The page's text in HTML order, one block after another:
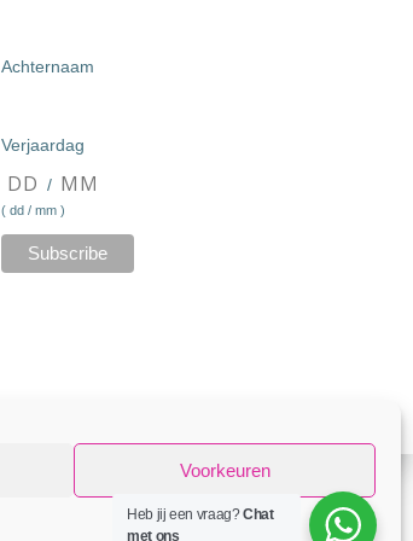
Voorkeuren
Achternaam
Verjaardag
/
( dd / mm )
Heb jij een vraag?Chat
met ons